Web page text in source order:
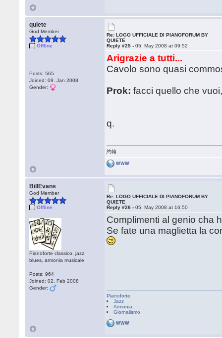
quiete
God Member
Offline
Posts: 565
Joined: 09. Jan 2008
Gender:
Re: LOGO UFFICIALE DI PIANOFORUM BY
QUIETE
Reply #25 -05. May 2008 at 09:52
Arigrazie a tutti...
Cavolo sono quasi
Prok: facci quello che
q.
約翰
WWW
BillEvans
God Member
Offline
Pianoforte classico, jazz,
blues, armonia musicale
Posts: 964
Joined: 02. Feb 2008
Gender:
Re: LOGO UFFICIALE DI PIANOFORUM BY
QUIETE
Reply #26 -05. May 2008 at 16:50
Complimenti al genio cha
Se fate una maglietta la
Pianoforte
Jazz
Armonia
Giornalismo
WWW